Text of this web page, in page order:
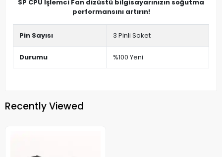
SP CPU İşlemci Fan dizüstü bilgisayarınızın soğutma
performansını artırın!
Pin Sayısı 3 Pinli Soket
Durumu %100 Yeni
Recently Viewed